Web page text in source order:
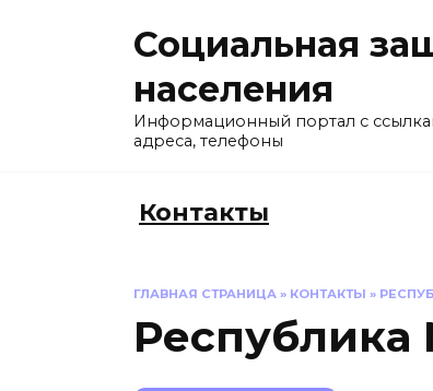
Социальная
населения
Информационный портал с
адреса, телефоны
Контакты
ГЛАВНАЯ СТРАНИЦА » КОНТАКТЫ »